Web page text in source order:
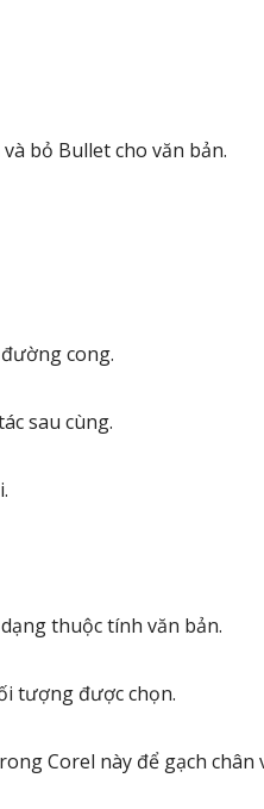
bỏ Bullet cho văn bản.
cong.
sau cùng.
thuộc tính văn bản.
tượng được chọn.
Corel này để gạch chân